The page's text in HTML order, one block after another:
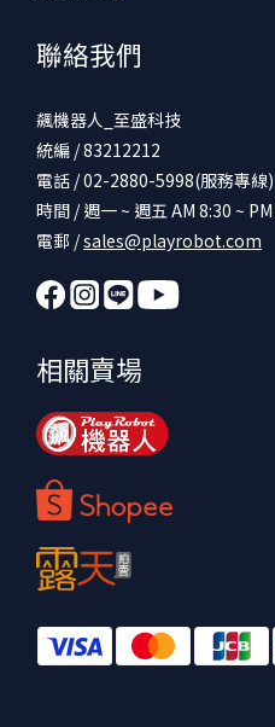
聯絡我們
飆機器人_至盛科技
統編 / 83212212
電話 / 02-2880-5998(服務專線)
時間 / 週一 ~ 週五 AM 8:30 ~
電郵 /sales@playrobot.com
相關賣場